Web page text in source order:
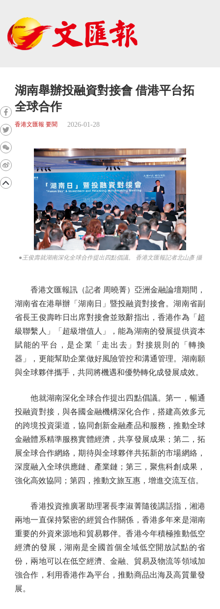
湖南舉辦投融資對接會 借港平台拓
全球合作
香港文匯報 要聞 2026-01-28
●王俊壽就湖南深化全球合作提出四點倡議。 香港文匯報記者北山彥 攝
香港文匯報訊（記者 周曉菁）亞洲金融論壇期間，
湖南省在港舉辦「湖南日」暨投融資對接會。湖南省副
省長王俊壽昨日出席對接會並致辭指出，香港作為「超
級聯繫人」「超級增值人」，能為湖南的發展提供資本
賦能的平台，是企業「走出去」對接規則的「轉換
器」，更能幫助企業做好風險管控和溝通管理。湖南願
與全球夥伴攜手，共同將機遇和優勢轉化成發展成效。
他就湖南深化全球合作提出四點倡議。第一，暢通
投融資對接，與各國金融機構深化合作，搭建高效多元
的跨境投資渠道，協同創新金融產品和服務，推動全球
金融體系精準服務實體經濟，共享發展成果；第二，拓
展全球合作網絡，期待與全球夥伴共拓新的市場網絡，
深度融入全球供應鏈、產業鏈；第三，聚焦科創成果，
強化高效協同；第四，推動文旅互惠，增進交流互信。
香港投資推廣署助理署長李淑菁隨後講話指，湘港
兩地一直保持緊密的經貿合作關係，香港多年來是湖南
重要的外資來源地和貿易夥伴。香港今年積極推動低空
經濟的發展，湖南是全國首個全域低空開放試點的省
份，兩地可以在低空經濟、金融、貿易及物流等領域加
強合作，利用香港作為平台，推動商品出海及高質量發
展。